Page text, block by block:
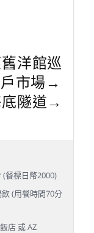
洋館巡
市場→
隧道→
餐標日幣2000)
(用餐時間70分
店 或 AZ